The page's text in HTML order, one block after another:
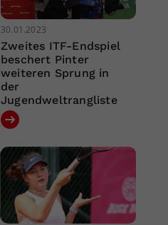
30.01.2023
Zweites ITF-Endspiel
beschert Pinter
weiteren Sprung in
der
Jugendweltrangliste